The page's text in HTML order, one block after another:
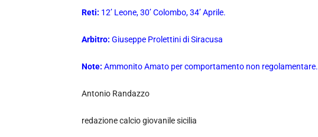
Reti: 12’ Leone, 30’ Colombo, 34’ Aprile.
Arbitro: Giuseppe Prolettini di Siracusa
Note: Ammonito Amato per comportamento non regolamentare.
Antonio Randazzo
redazione calcio giovanile sicilia